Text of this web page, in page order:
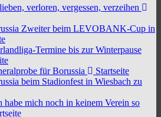
verloren, vergessen, verzeihen
Zweiter beim LEVOBANK-Cup in
Termine bis zur Winterpause
für Borussia
Startseite
beim Stadionfest in Wiesbach zu
habe mich noch in keinem Verein so